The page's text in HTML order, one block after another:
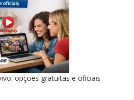
opções gratuitas e oficiais